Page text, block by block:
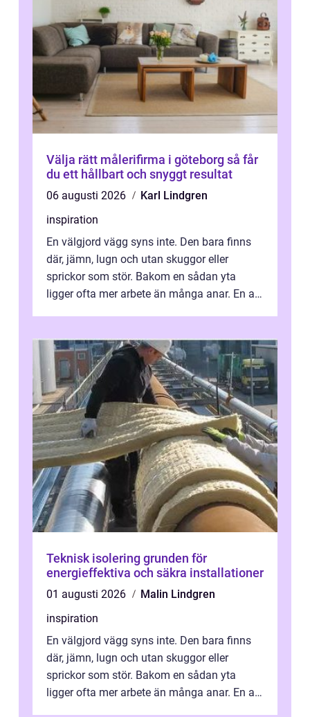
Välja rätt målerifirma i göteborg så får
du ett hållbart och snyggt resultat
06 augusti 2026
Karl Lindgren
inspiration
En välgjord vägg syns inte. Den bara finns
där, jämn, lugn och utan skuggor eller
sprickor som stör. Bakom en sådan yta
ligger ofta mer arbete än många anar. En av
Teknisk isolering grunden för
energieffektiva och säkra installationer
01 augusti 2026
Malin Lindgren
inspiration
En välgjord vägg syns inte. Den bara finns
där, jämn, lugn och utan skuggor eller
sprickor som stör. Bakom en sådan yta
ligger ofta mer arbete än många anar. En av